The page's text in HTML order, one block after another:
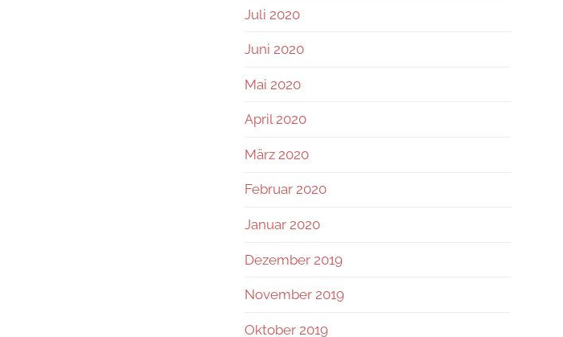
Juli 2020
Juni 2020
Mai 2020
April 2020
März 2020
Februar 2020
Januar 2020
Dezember 2019
November 2019
Oktober 2019